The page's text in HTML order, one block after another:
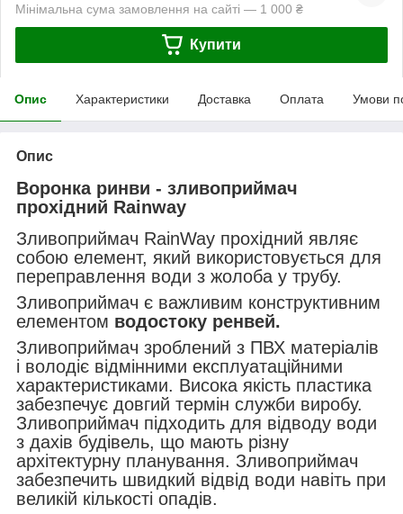
Мінімальна сума замовлення на сайті — 1 000 ₴
Купити
Опис Характеристики Доставка Оплата Умови
Опис
Воронка ринви - зливоприймач
прохідний Rainway
Зливоприймач RainWay прохідний являє
собою елемент, який використовується для
переправлення води з жолоба у трубу.
Зливоприймач є важливим конструктивним
елементом водостоку ренвей.
Зливоприймач зроблений з ПВХ матеріалів
і володіє відмінними експлуатаційними
характеристиками. Висока якість пластика
забезпечує довгий термін служби виробу.
Зливоприймач підходить для відводу води
з дахів будівель, що мають різну
архітектурну планування. Зливоприймач
забезпечить швидкий відвід води навіть при
великій кількості опадів.